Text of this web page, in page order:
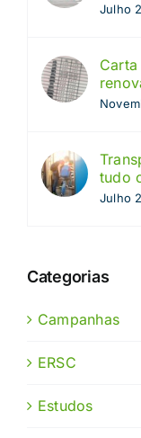
Julho
tudo
Julho
Categorias
Campanhas
ERSC
Estudos